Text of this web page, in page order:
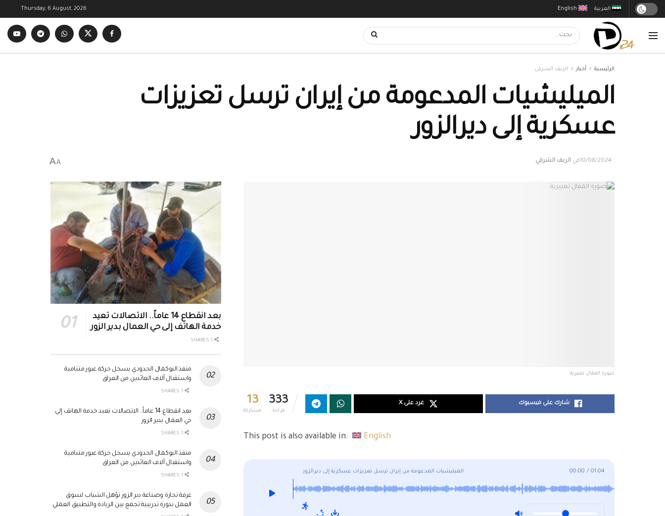
English العربية Thursday, 6 August, 2026
الرئيسية أخبار الريف الشرقي
الميليشيات المدعومة من إيران ترسل تعزيزات
عسكرية إلى ديرالزور
10/08/2024 في الريف الشرقي A
A
صورة المقال تعبيرية
13
مشاركة
333
قراءة
شارك على فيسبوك غرد على X
This post is also available in: English
الميليشيات المدعومة من إيران ترسل تعزيزات عسكرية إلى ديرالزور 00:00 / 01:04
بعد انقطاع 14 عاماً.. الاتصالات تعيد
خدمة الهاتف إلى حي العمال بدير الزور
منفذ البوكمال الحدودي يسجل حركة عبور متنامية
واستقبال آلاف العائدين من العراق
بعد انقطاع 14 عاماً.. الاتصالات تعيد خدمة الهاتف إلى
حي العمال بدير الزور
منفذ البوكمال الحدودي يسجل حركة عبور متنامية
واستقبال آلاف العائدين من العراق
غرفة تجارة وصناعة دير الزور تؤهل الشباب لسوق
العمل بدورة تدريبية تجمع بين الريادة والتطبيق العملي